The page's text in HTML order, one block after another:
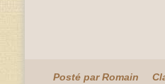
Posté par Romain